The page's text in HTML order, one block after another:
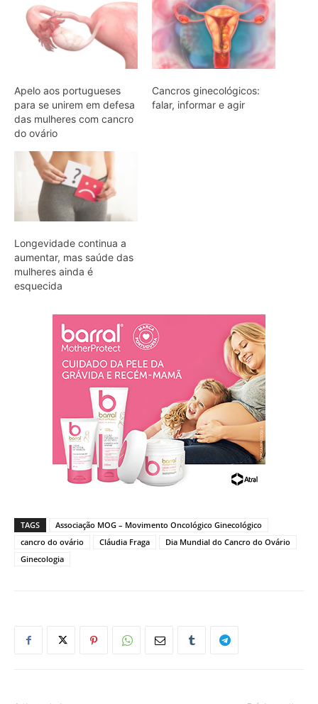
Apelo aos portugueses
para se unirem em defesa
das mulheres com cancro
do ovário
Cancros ginecológicos:
falar, informar e agir
Longevidade continua a
aumentar, mas saúde das
mulheres ainda é
esquecida
TAGS
Associação MOG – Movimento Oncológico Ginecológico
cancro do ovário
Cláudia Fraga
Dia Mundial do Cancro do Ovário
Ginecologia